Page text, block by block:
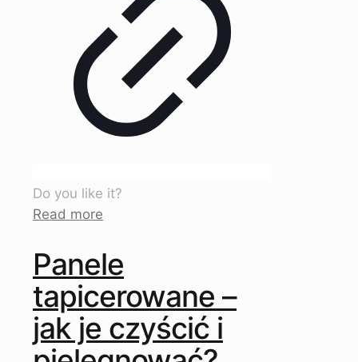
Do you like it?
Read more
Panele
tapicerowane –
jak je czyścić i